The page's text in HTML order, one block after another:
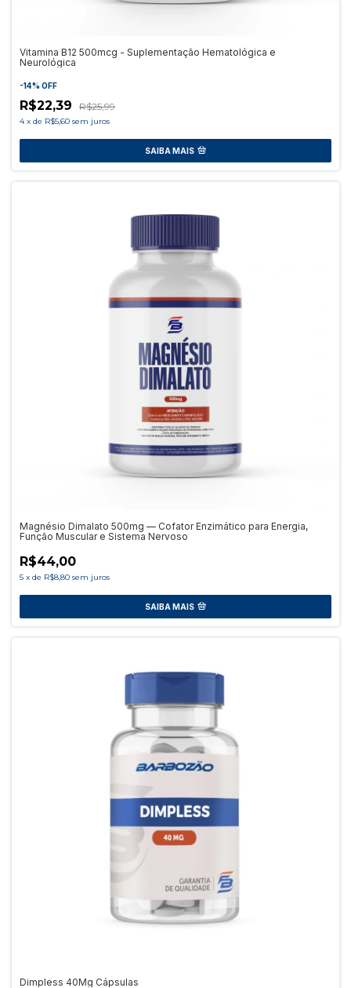
Vitamina B12 500mcg - Suplementação Hematológica e
Neurológica
-14% OFF
R$22,39 R$25,99
4 x de R$5,60 sem juros
SAIBA MAIS
Magnésio Dimalato 500mg — Cofator Enzimático para Energia,
Função Muscular e Sistema Nervoso
R$44,00
5 x de R$8,80 sem juros
SAIBA MAIS
Dimpless 40Mg Cápsulas